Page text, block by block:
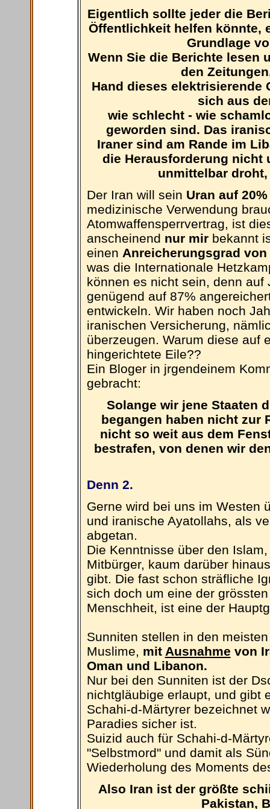
Eigentlich sollte jeder die
Öffentlichkeit helfen könnte,
Grundlage
Wenn Sie die Berichte lesen
den
Hand dieses elektrisierende
sich aus
wie schlecht - wie
geworden sind. Das
Iraner sind am Rande im
die Herausforderung nicht
unmittelbar
Der Iran will sein Uran auf
medizinische Verwendung
Atomwaffensperrvertrag, ist
anscheinend nur mir bekannt
einen Anreicherungsgrad
was die Internationale
können es nicht sein, denn
genügend auf 87%
entwickeln. Wir haben noch
iranischen Versicherung,
überzeugen. Warum diese auf
hingerichtete Eile??
Ein Bloger in jrgendeinem
gebracht:
Solange wir jene Staaten
begangen haben nicht zur
nicht so weit aus dem
bestrafen, von denen wir
Denn 2.
Gerne wird bei uns im Westen
und iranische Ayatollahs, als
abgetan.
Die Kenntnisse über den
Mitbürger, kaum darüber
gibt. Die fast schon sträfliche
sich doch um eine der
Menschheit, ist eine der
Sunniten stellen in den
Muslime, mit Ausnahme von
Oman und Libanon.
Nur bei den Sunniten ist der
nichtgläubige erlaupt, und gibt
Schahi-d-Märtyrer bezeichnet
Paradies sicher ist.
Suizid auch für Schahi-d-
"Selbstmord" und damit als
Wiederholung des Moments
Also Iran ist der größte
Pakistan,